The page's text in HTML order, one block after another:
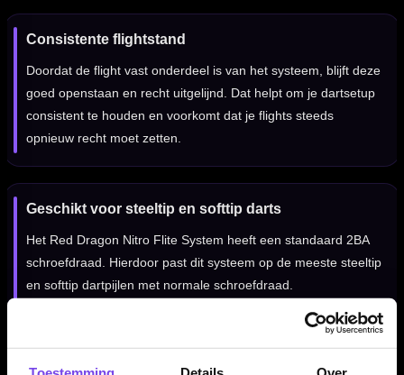
Consistente flightstand
Doordat de flight vast onderdeel is van het systeem, blijft deze
goed openstaan en recht uitgelijnd. Dat helpt om je dartsetup
consistent te houden en voorkomt dat je flights steeds
opnieuw recht moet zetten.
Geschikt voor steeltip en softtip darts
Het Red Dragon Nitro Flite System heeft een standaard 2BA
schroefdraad. Hierdoor past dit systeem op de meeste steeltip
en softtip dartpijlen met normale schroefdraad.